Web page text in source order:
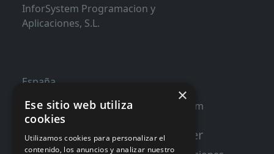
InforSystem Programacion y
Aplicaciones, S.L.
España
contacto@distribucioninformatica.com
Suscribete a nuestro Newsletter
×
Ese sitio web utiliza
cookies
Utilizamos cookies para personalizar el
contenido, los anuncios y analizar nuestro